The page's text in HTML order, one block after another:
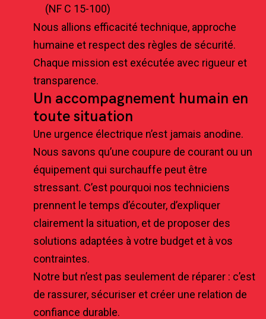
(NF C 15-100)
Nous allions efficacité technique, approche
humaine et respect des règles de sécurité.
Chaque mission est exécutée avec rigueur et
transparence.
Un accompagnement humain en
toute situation
Une urgence électrique n’est jamais anodine.
Nous savons qu’une coupure de courant ou un
équipement qui surchauffe peut être
stressant. C’est pourquoi nos techniciens
prennent le temps d’écouter, d’expliquer
clairement la situation, et de proposer des
solutions adaptées à votre budget et à vos
contraintes.
Notre but n’est pas seulement de réparer : c’est
de rassurer, sécuriser et créer une relation de
confiance durable.